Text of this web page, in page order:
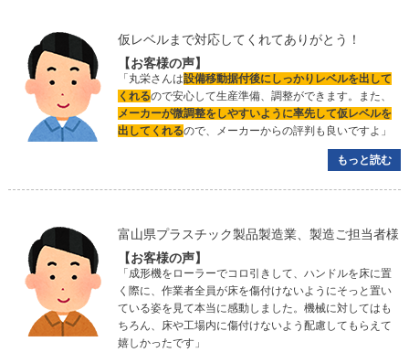
仮レベルまで対応してくれてありがとう！
【お客様の声】
「丸栄さんは設備移動据付後にしっかりレベルを出して
くれるので安心して生産準備、調整ができます。また、
メーカーが微調整をしやすいように率先して仮レベルを
出してくれるので、メーカーからの評判も良いですよ」
もっと読む
富山県プラスチック製品製造業、製造ご担当者様
【お客様の声】
「成形機をローラーでコロ引きして、ハンドルを床に置
く際に、作業者全員が床を傷付けないようにそっと置い
ている姿を見て本当に感動しました。機械に対してはも
ちろん、床や工場内に傷付けないよう配慮してもらえて
嬉しかったです」